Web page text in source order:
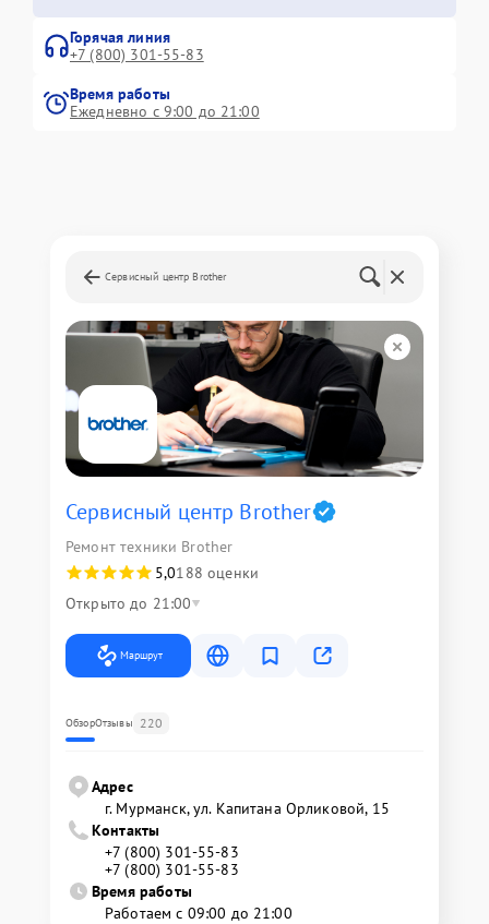
Горячая линия
+7 (800) 301-55-83
Время работы
Ежедневно с 9:00 до 21:00
Сервисный центр Brother
Сервисный центр Brother
Ремонт техники Brother
5,0188 оценки
Открыто до 21:00
Маршрут
ОбзорОтзывы 220
Адрес
г. Мурманск, ул. Капитана Орликовой, 15
Контакты
+7 (800) 301-55-83
+7 (800) 301-55-83
Время работы
Работаем с 09:00 до 21:00